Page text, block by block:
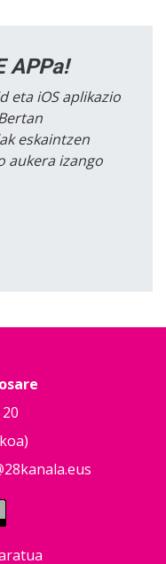
APPa!
eta iOS aplikazio
eskaintzen
aukera izango